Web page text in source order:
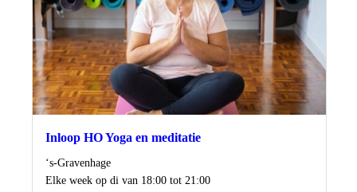
Inloop HO Yoga en meditatie
Locatie
‘s-Gravenhage
Wanneer
Elke week op di van 18:00 tot 21:00